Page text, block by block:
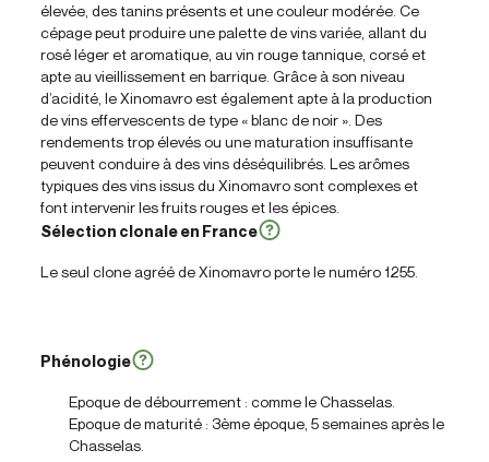
élevée, des tanins présents et une couleur modérée. Ce
cépage peut produire une palette de vins variée, allant du
rosé léger et aromatique, au vin rouge tannique, corsé et
apte au vieillissement en barrique. Grâce à son niveau
d’acidité, le Xinomavro est également apte à la production
de vins effervescents de type « blanc de noir ». Des
rendements trop élevés ou une maturation insuffisante
peuvent conduire à des vins déséquilibrés. Les arômes
typiques des vins issus du Xinomavro sont complexes et
font intervenir les fruits rouges et les épices.
Sélection clonale en France
Le seul clone agréé de Xinomavro porte le numéro 1255.
Phénologie
Epoque de débourrement : comme le Chasselas.
Epoque de maturité : 3ème époque, 5 semaines après le
Chasselas.